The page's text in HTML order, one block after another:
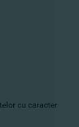
cu caracter